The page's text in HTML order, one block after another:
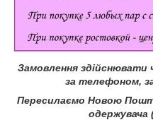
Замовлення здійснювати
за телефоном,
Пересилаємо Новою
одержувача